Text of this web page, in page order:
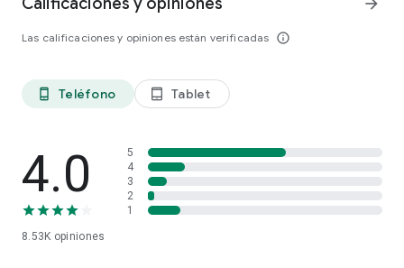
Las calificaciones y opiniones están verificadas info_outline
arrow_forward
phone_android Teléfono tablet_android Tablet
4.0
8.53K opiniones
5
4
3
2
1